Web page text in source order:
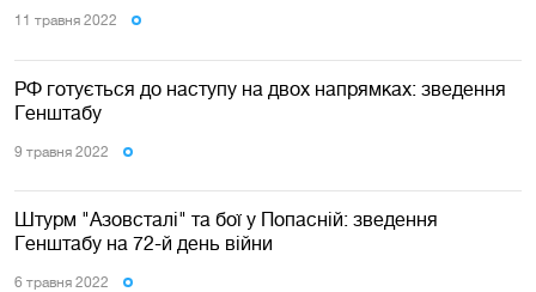
11 травня 2022
РФ готується до наступу на двох напрямках: зведення
Генштабу
9 травня 2022
Штурм "Азовсталі" та бої у Попасній: зведення
Генштабу на 72-й день війни
6 травня 2022